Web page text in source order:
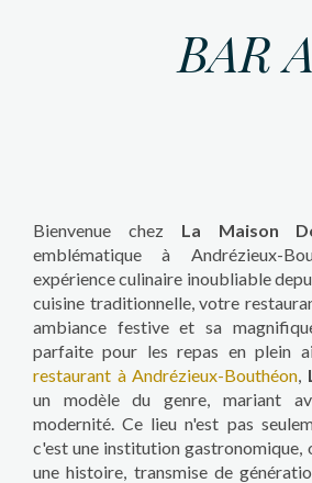
BAR
Bienvenue chez La Maison
emblématique à Andrézieux-
expérience culinaire inoubliable
cuisine traditionnelle, votre
ambiance festive et sa
parfaite pour les repas en plein
restaurant à Andrézieux-Bouthéon,
un modèle du genre, mariant
modernité. Ce lieu n'est pas
c'est une institution gastronomique,
une histoire, transmise de